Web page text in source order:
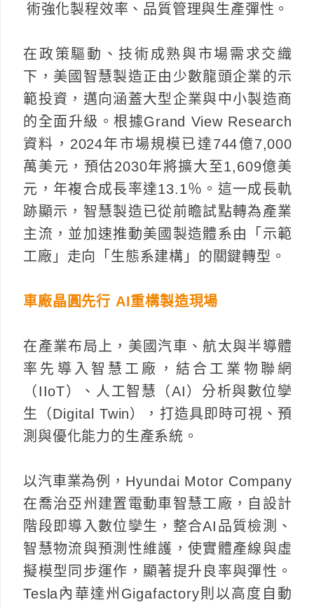
術強化製程效率、品質管理與生產彈性。
在政策驅動、技術成熟與市場需求交織
下，美國智慧製造正由少數龍頭企業的示
範投資，邁向涵蓋大型企業與中小製造商
的全面升級。根據Grand View Research
資料，2024年市場規模已達744億7,000
萬美元，預估2030年將擴大至1,609億美
元，年複合成長率達13.1％。這一成長軌
跡顯示，智慧製造已從前瞻試點轉為產業
主流，並加速推動美國製造體系由「示範
工廠」走向「生態系建構」的關鍵轉型。
車廠晶圓先行 AI重構製造現場
在產業布局上，美國汽車、航太與半導體
率先導入智慧工廠，結合工業物聯網
（IIoT）、人工智慧（AI）分析與數位孿
生（Digital Twin），打造具即時可視、預
測與優化能力的生產系統。
以汽車業為例，Hyundai Motor Company
在喬治亞州建置電動車智慧工廠，自設計
階段即導入數位孿生，整合AI品質檢測、
智慧物流與預測性維護，使實體產線與虛
擬模型同步運作，顯著提升良率與彈性。
Tesla內華達州Gigafactory則以高度自動